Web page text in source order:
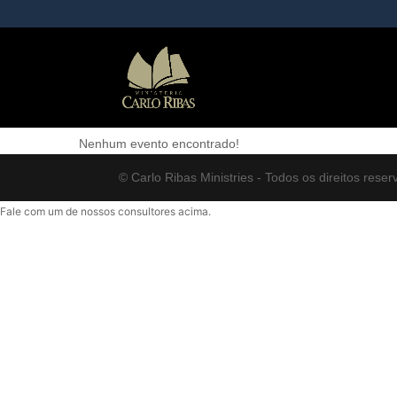
Treinamento de
Nenhum evento encontrado!
© Carlo Ribas Ministries - Todos os direitos
Fale com um de nossos consultores acima.